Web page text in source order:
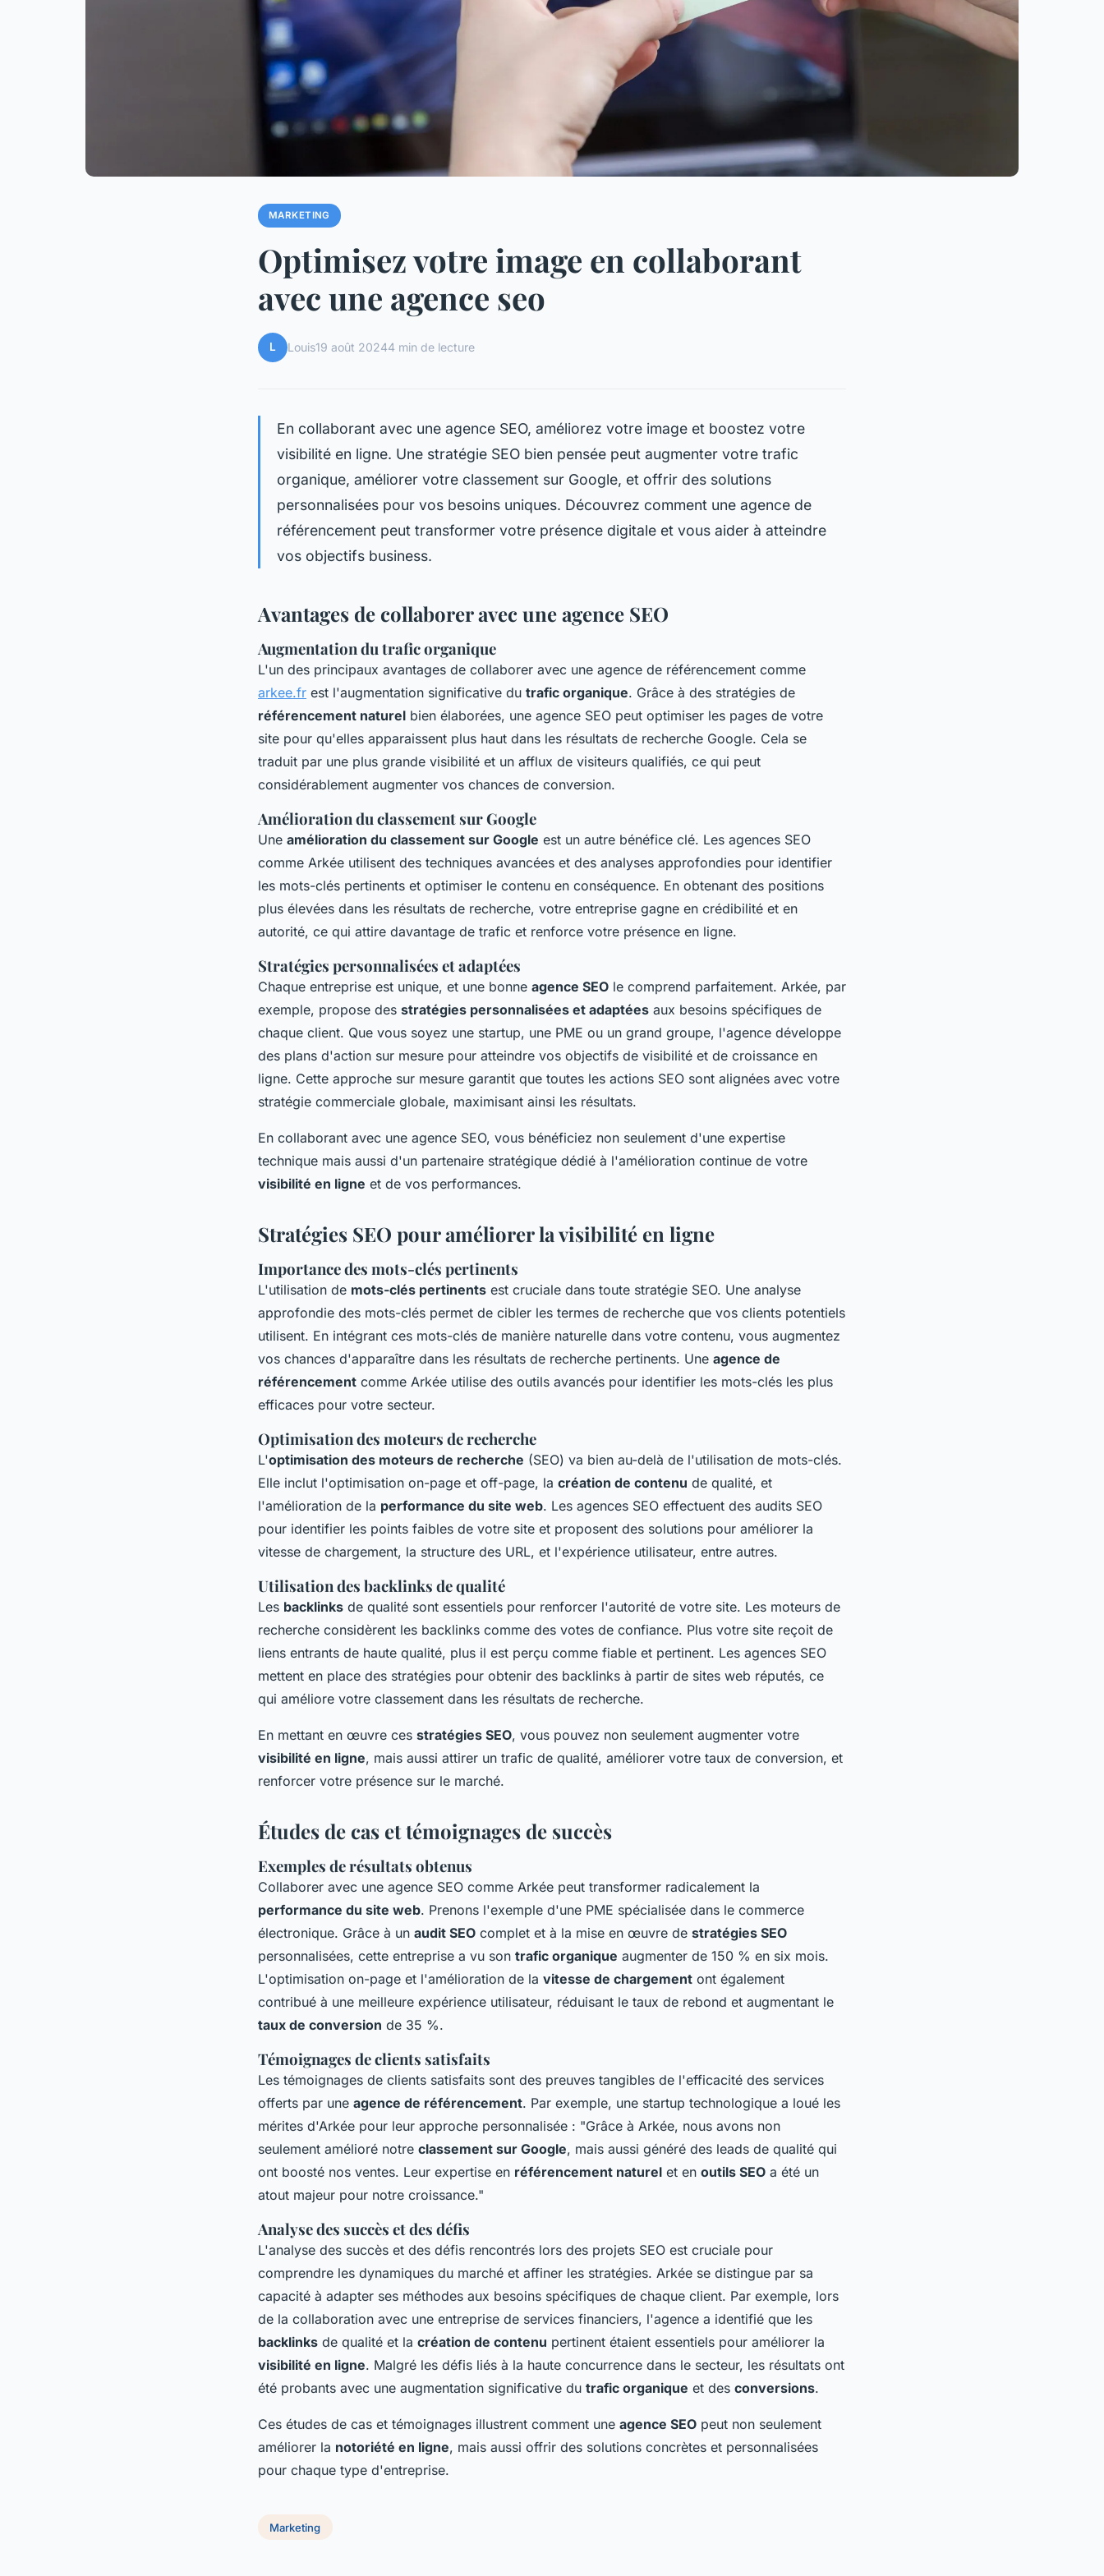
MARKETING
Optimisez votre image en collaborant
avec une agence seo
L Louis19 août 20244 min de lecture
En collaborant avec une agence SEO, améliorez votre image et boostez votre
visibilité en ligne. Une stratégie SEO bien pensée peut augmenter votre trafic
organique, améliorer votre classement sur Google, et offrir des solutions
personnalisées pour vos besoins uniques. Découvrez comment une agence de
référencement peut transformer votre présence digitale et vous aider à atteindre
vos objectifs business.
Avantages de collaborer avec une agence SEO
Augmentation du trafic organique
L'un des principaux avantages de collaborer avec une agence de référencement comme
arkee.fr est l'augmentation significative du trafic organique. Grâce à des stratégies de
référencement naturel bien élaborées, une agence SEO peut optimiser les pages de votre
site pour qu'elles apparaissent plus haut dans les résultats de recherche Google. Cela se
traduit par une plus grande visibilité et un afflux de visiteurs qualifiés, ce qui peut
considérablement augmenter vos chances de conversion.
Amélioration du classement sur Google
Une amélioration du classement sur Google est un autre bénéfice clé. Les agences SEO
comme Arkée utilisent des techniques avancées et des analyses approfondies pour identifier
les mots-clés pertinents et optimiser le contenu en conséquence. En obtenant des positions
plus élevées dans les résultats de recherche, votre entreprise gagne en crédibilité et en
autorité, ce qui attire davantage de trafic et renforce votre présence en ligne.
Stratégies personnalisées et adaptées
Chaque entreprise est unique, et une bonne agence SEO le comprend parfaitement. Arkée, par
exemple, propose des stratégies personnalisées et adaptées aux besoins spécifiques de
chaque client. Que vous soyez une startup, une PME ou un grand groupe, l'agence développe
des plans d'action sur mesure pour atteindre vos objectifs de visibilité et de croissance en
ligne. Cette approche sur mesure garantit que toutes les actions SEO sont alignées avec votre
stratégie commerciale globale, maximisant ainsi les résultats.
En collaborant avec une agence SEO, vous bénéficiez non seulement d'une expertise
technique mais aussi d'un partenaire stratégique dédié à l'amélioration continue de votre
visibilité en ligne et de vos performances.
Stratégies SEO pour améliorer la visibilité en ligne
Importance des mots-clés pertinents
L'utilisation de mots-clés pertinents est cruciale dans toute stratégie SEO. Une analyse
approfondie des mots-clés permet de cibler les termes de recherche que vos clients potentiels
utilisent. En intégrant ces mots-clés de manière naturelle dans votre contenu, vous augmentez
vos chances d'apparaître dans les résultats de recherche pertinents. Une agence de
référencement comme Arkée utilise des outils avancés pour identifier les mots-clés les plus
efficaces pour votre secteur.
Optimisation des moteurs de recherche
L'optimisation des moteurs de recherche (SEO) va bien au-delà de l'utilisation de mots-clés.
Elle inclut l'optimisation on-page et off-page, la création de contenu de qualité, et
l'amélioration de la performance du site web. Les agences SEO effectuent des audits SEO
pour identifier les points faibles de votre site et proposent des solutions pour améliorer la
vitesse de chargement, la structure des URL, et l'expérience utilisateur, entre autres.
Utilisation des backlinks de qualité
Les backlinks de qualité sont essentiels pour renforcer l'autorité de votre site. Les moteurs de
recherche considèrent les backlinks comme des votes de confiance. Plus votre site reçoit de
liens entrants de haute qualité, plus il est perçu comme fiable et pertinent. Les agences SEO
mettent en place des stratégies pour obtenir des backlinks à partir de sites web réputés, ce
qui améliore votre classement dans les résultats de recherche.
En mettant en œuvre ces stratégies SEO, vous pouvez non seulement augmenter votre
visibilité en ligne, mais aussi attirer un trafic de qualité, améliorer votre taux de conversion, et
renforcer votre présence sur le marché.
Études de cas et témoignages de succès
Exemples de résultats obtenus
Collaborer avec une agence SEO comme Arkée peut transformer radicalement la
performance du site web. Prenons l'exemple d'une PME spécialisée dans le commerce
électronique. Grâce à un audit SEO complet et à la mise en œuvre de stratégies SEO
personnalisées, cette entreprise a vu son trafic organique augmenter de 150 % en six mois.
L'optimisation on-page et l'amélioration de la vitesse de chargement ont également
contribué à une meilleure expérience utilisateur, réduisant le taux de rebond et augmentant le
taux de conversion de 35 %.
Témoignages de clients satisfaits
Les témoignages de clients satisfaits sont des preuves tangibles de l'efficacité des services
offerts par une agence de référencement. Par exemple, une startup technologique a loué les
mérites d'Arkée pour leur approche personnalisée : "Grâce à Arkée, nous avons non
seulement amélioré notre classement sur Google, mais aussi généré des leads de qualité qui
ont boosté nos ventes. Leur expertise en référencement naturel et en outils SEO a été un
atout majeur pour notre croissance."
Analyse des succès et des défis
L'analyse des succès et des défis rencontrés lors des projets SEO est cruciale pour
comprendre les dynamiques du marché et affiner les stratégies. Arkée se distingue par sa
capacité à adapter ses méthodes aux besoins spécifiques de chaque client. Par exemple, lors
de la collaboration avec une entreprise de services financiers, l'agence a identifié que les
backlinks de qualité et la création de contenu pertinent étaient essentiels pour améliorer la
visibilité en ligne. Malgré les défis liés à la haute concurrence dans le secteur, les résultats ont
été probants avec une augmentation significative du trafic organique et des conversions.
Ces études de cas et témoignages illustrent comment une agence SEO peut non seulement
améliorer la notoriété en ligne, mais aussi offrir des solutions concrètes et personnalisées
pour chaque type d'entreprise.
Marketing